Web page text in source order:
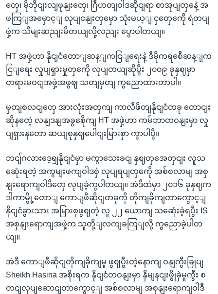
တှေ၊ မိုဘိုငျးလျဖုနျးတှေ၊ ဂြီဟတျဝါဒဆိုငျရာ စာအုပျတှနေဲ့ အ
ဖကြျအမှောင့ျ လုပျငနျးတှမှော သုံးမယ့ျ ငှတှေကေို ရဲတပျ
ဖှဲ့က သိမျးဆညျးမိတယျလို့လညျး ပွောပါတယျ။
HT အဖှဲ့ဟာ နိုငျငံတောျဆန့ျကငြျရေးနဲ့ ဒီမိုကရစေီဆန့ျက
ငြျရေး လှုပျရှားမှုတှကေို လုပျတယျဆိုပွီး ၂၀၀၉ ခုနှဈမှာ
တရားမဝငျအဖှဲ့အဖွဈ သတျမှတျ ကွညောထားတာပါ။
မှတျစလငျတှေ အားလုံးအတှကျ ကာလီဖိတျနိုငျငံတခု တောငျး
ဆိုနတေဲ့ လနျဒနျအခွစေိုကျ HT အဖှဲ့ဟာ ကမ်ဘာတဝနျးမှာ လှု
ပျရှားနတော ဆယျစုနှဈပေါငျးမြားစှာ ကွာပါပွီ။
ဘငျ်ဂလားဒေ့ရျှနိုငျငံမှာ မကွာသေးခငျ နှဈတှအေတှငျး လူသ
ဆေုံးရတဲ့ အကွမျးဖကျဝါဒစှဲ လုပျရပျတှကေို အစ်စလာမျ အစှ
နျးရောကျဝါဒီတှေ လုပျခဲ့ကွပါတယျ။ အဲဒီထဲမှာ ၂၀၁၆ ခုနှဈက
ဒါကာမွို့တောျ ကောျဖီဆိုငျတခုကို တိုကျခိုကျတာကွောင့ျ
နိုငျငံခွားသား အမြားစုဖွဈတဲ့ လူ ၂၂ ယောကျ သဆေုံးခဲ့ရပွီး IS
အစှနျးရောကျအဖှဲ့က သူတို့ျလကျခကြျလို့ ကွညောခဲ့ပါတ
ယျ။
အဲဒီ ကောျဖီဆိုငျတိုကျခိုကျမှု ဖွဈပွီးတဲ့နောကျ ဝနျကွီးခြုပျ
Sheikh Hasina အစိုးရက နိုငျငံတဝနျးမှာ နှိမျနငျးဖွိုခှဲမှုကွီး စ
တငျလုပျဆောငျတာကွောင့ျ အစ်စလာမျ အစှနျးရောကျဝါဒီ